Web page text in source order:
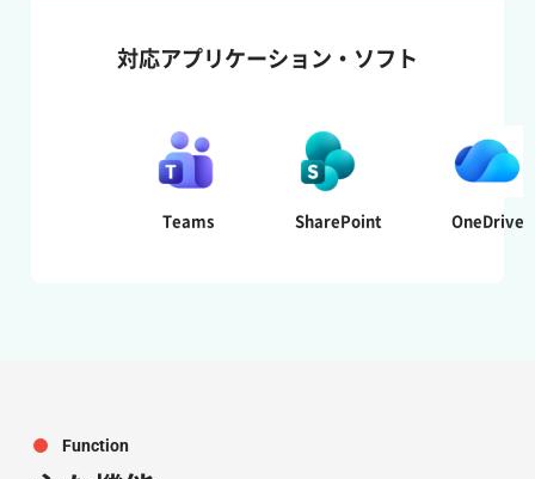
対応アプリケーション・ソフト
Teams SharePoint OneDrive
Function